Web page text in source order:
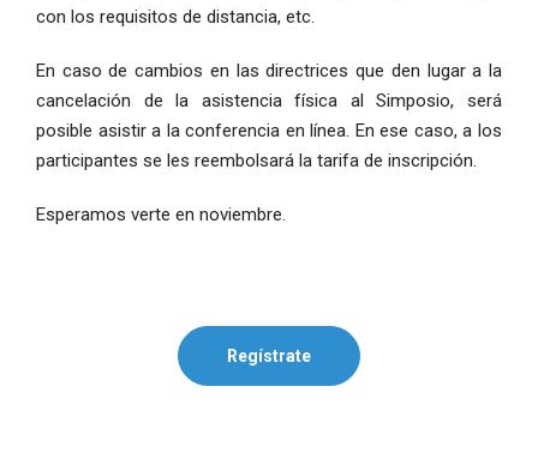
con los requisitos de distancia, etc.
En caso de cambios en las directrices que den lugar a la
cancelación de la asistencia física al Simposio, será
posible asistir a la conferencia en línea. En ese caso, a los
participantes se les reembolsará la tarifa de inscripción.
Esperamos verte en noviembre.
Regístrate